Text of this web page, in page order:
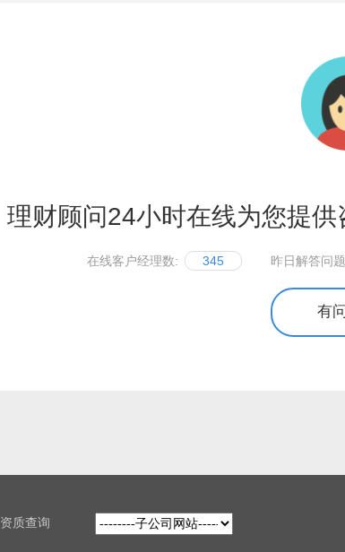
理财顾问24小时在线为您提
在线客户经理数: 345 昨日解答问
有
资质查询